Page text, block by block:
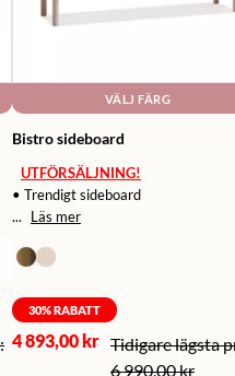
VÄLJ FÄRG
Bistro sideboard
UTFÖRSÄLJNING!
• Trendigt sideboard
...
Läs mer
30% RABATT
4 893,00 kr
6 990,00 kr